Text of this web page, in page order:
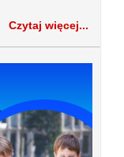
Czytaj więcej...